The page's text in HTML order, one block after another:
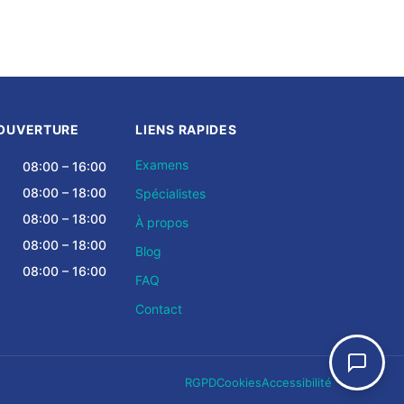
08:00 – 16:00
08:00 – 18:00
08:00 – 18:00
08:00 – 18:00
08:00 – 16:00
LIENS RAPIDES
Examens
Spécialistes
À propos
Blog
FAQ
Contact
RGPDCookiesAccessibilité